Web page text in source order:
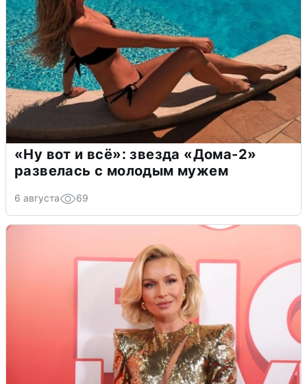
«Ну вот и всё»: звезда «Дома-2»
развелась с молодым мужем
6 августа 69